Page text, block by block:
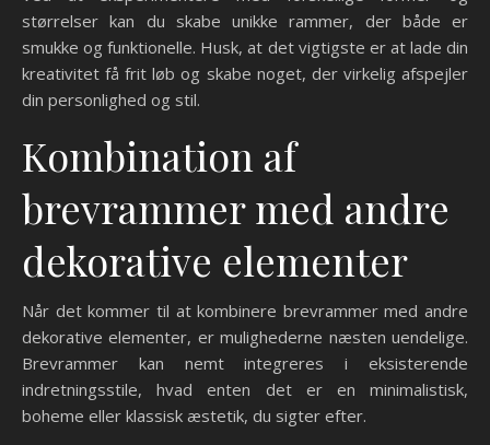
størrelser kan du skabe unikke rammer, der både er
smukke og funktionelle. Husk, at det vigtigste er at lade din
kreativitet få frit løb og skabe noget, der virkelig afspejler
din personlighed og stil.
Kombination af
brevrammer med andre
dekorative elementer
Når det kommer til at kombinere brevrammer med andre
dekorative elementer, er mulighederne næsten uendelige.
Brevrammer kan nemt integreres i eksisterende
indretningsstile, hvad enten det er en minimalistisk,
boheme eller klassisk æstetik, du sigter efter.